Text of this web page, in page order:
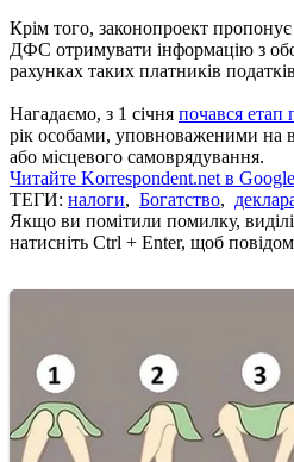
Крім того, законопроект
ДФС отримувати інформацію з
рахунках таких платників
Нагадаємо, з 1 січня почався етап
рік особами, уповноваженими на
або місцевого самоврядування.
Читайте Korrespondent.net в
ТЕГИ: налоги, Богатство,
Якщо ви помітили помилку,
натисніть Ctrl + Enter, щоб